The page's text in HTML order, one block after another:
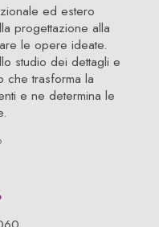
ed estero
progettazione alla
le opere ideate.
studio dei dettagli e
che trasforma la
e ne determina le